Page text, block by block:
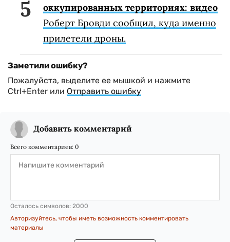
оккупированных территориях: видео
Роберт Бровди сообщил, куда именно
прилетели дроны.
Заметили ошибку?
Пожалуйста, выделите ее мышкой и нажмите
Ctrl+Enter или Отправить ошибку
Добавить комментарий
Всего комментариев: 0
Осталось символов: 2000
Авторизуйтесь, чтобы иметь возможность комментировать
материалы